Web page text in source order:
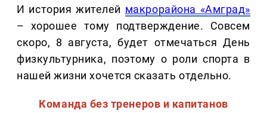
И история жителей макрорайона «Амград»
– хорошее тому подтверждение. Совсем
скоро, 8 августа, будет отмечаться День
физкультурника, поэтому о роли спорта в
нашей жизни хочется сказать отдельно.
Команда без тренеров и капитанов